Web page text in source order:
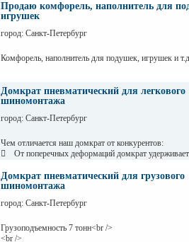
Продаю комфорель, наполнитель для
игрушек
город: Санкт-Петербург
Комфорель, наполнитель для подушек, игрушек и
Домкрат пневматический для легкового
шиномонтажа
город: Санкт-Петербург
Чем отличается наш домкрат от конкурентов:
 От поперечных деформаций домкрат удерживает
цилиндр, состоящий из 5-ти элементов. Материал
инструментальная сталь. Благодаря этому цилиндр
 В наших домкратах используются подушки
 Домкрат не требует обслуживания, в том числе
теплом помещении;
Домкрат пневматический для грузового
шиномонтажа
город: Санкт-Петербург
Грузоподъемность 7 тонн<br />
<br />